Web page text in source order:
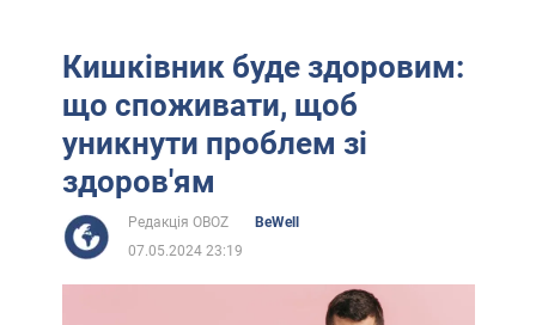
Кишківник буде здоровим:
що споживати, щоб
уникнути проблем зі
здоров'ям
Редакція OBOZ
BeWell
07.05.2024 23:19